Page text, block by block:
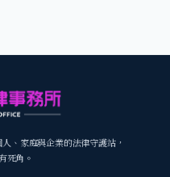
、家庭與企業的法律守護站，
死角。